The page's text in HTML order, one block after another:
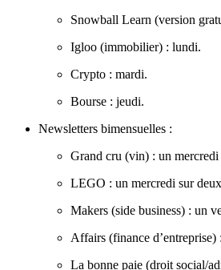
Snowball Learn (version
Igloo (immobilier) : lundi.
Crypto : mardi.
Bourse : jeudi.
Newsletters bimensuelles :
Grand cru (vin) : un mercredi
LEGO : un mercredi sur
Makers (side business) : un
Affairs (finance
La bonne paie (droit social/